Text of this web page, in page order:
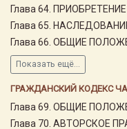
Глава 64.
Глава 65.
Глава 66. ОБЩИЕ
Показать ещё...
ГРАЖДАНСКИЙ КОДЕКС
Глава 69. ОБЩИЕ
Глава 70. АВТОРСКОЕ